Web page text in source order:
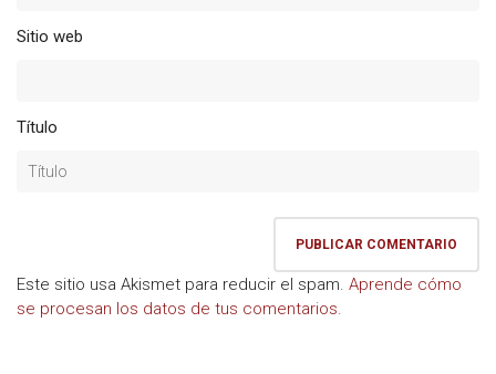
Sitio web
Título
Este sitio usa Akismet para reducir el spam. Aprende cómo
se procesan los datos de tus comentarios.